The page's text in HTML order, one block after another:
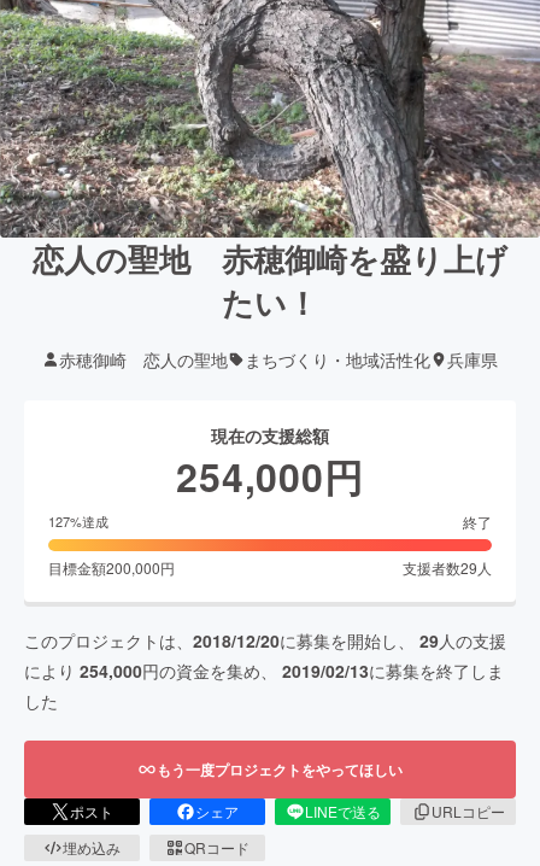
恋人の聖地 赤穂御崎を盛り上げ
たい！
赤穂御崎 恋人の聖地 まちづくり・地域活性化 兵庫県
現在の支援総額
254,000円
127%達成 終了
目標金額200,000円 支援者数29 人
このプロジェクトは、 2018/12/20に募集を開始し、 29人の支援
により 254,000円の資金を集め、 2019/02/13に募集を終了しま
した
もう一度プロジェクトをやってほしい
ポスト シェア LINEで送る
URLコピー
埋め込み
QRコード